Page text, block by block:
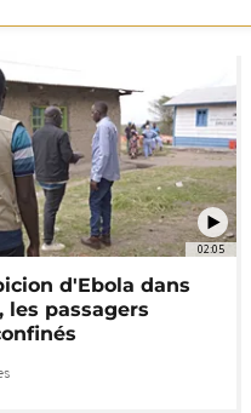
02:05
d'Ebola dans
les passagers